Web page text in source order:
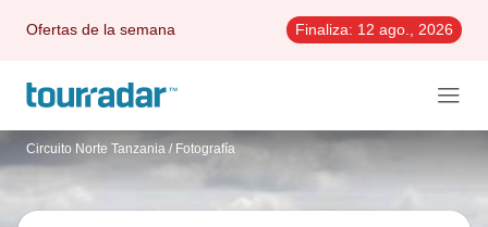
Ofertas de la semana Finaliza: 12 ago., 2026
Circuito Norte Tanzania / Fotografía